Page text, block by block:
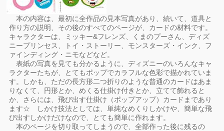
本の内容は、最初に全作品の見本写真があり、続いて、道具と
作り方の説明、その後のすべてのページが、カードの材料です。
キャラクターは、ミッキー&フレンズ、くまのプーさん、ディズ
ニープリンセス、トイ・ストーリー、モンスターズ・インク、フ
ァインディング・ニモなどなど。
表紙の写真を見ても分かるように、ディズニーのいろんなキャ
ラクターたちが、とてもポップでカラフルな色彩で描かれていま
す。しかも、ただの長方形二つ折りのような普通のカードはあま
りなくて、円形とか、めくる仕掛け付きとか、立てて飾れると
か、さらには、飛び出す仕掛け（ポップアップ）カードまであり
ます☆ しかけ技法としては、単純なめくりしかけや、簡単な飛
び出すしかけだけなので、とても簡単に作れます。
本のページを切り取ってしまうので、全部作った後に残るの